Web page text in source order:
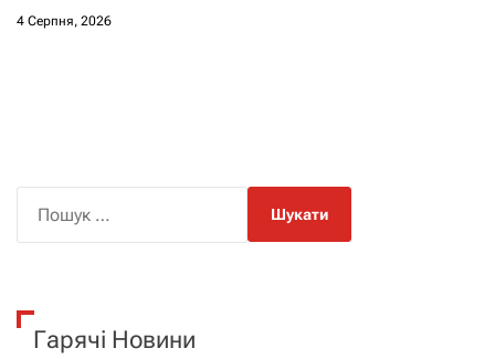
4 Серпня, 2026
к
Гарячі Новини